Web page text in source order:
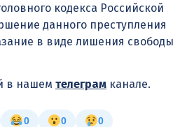
кодекса Российской
данного преступления
в виде лишения свободы
в нашем телеграм канале.
0 0 0